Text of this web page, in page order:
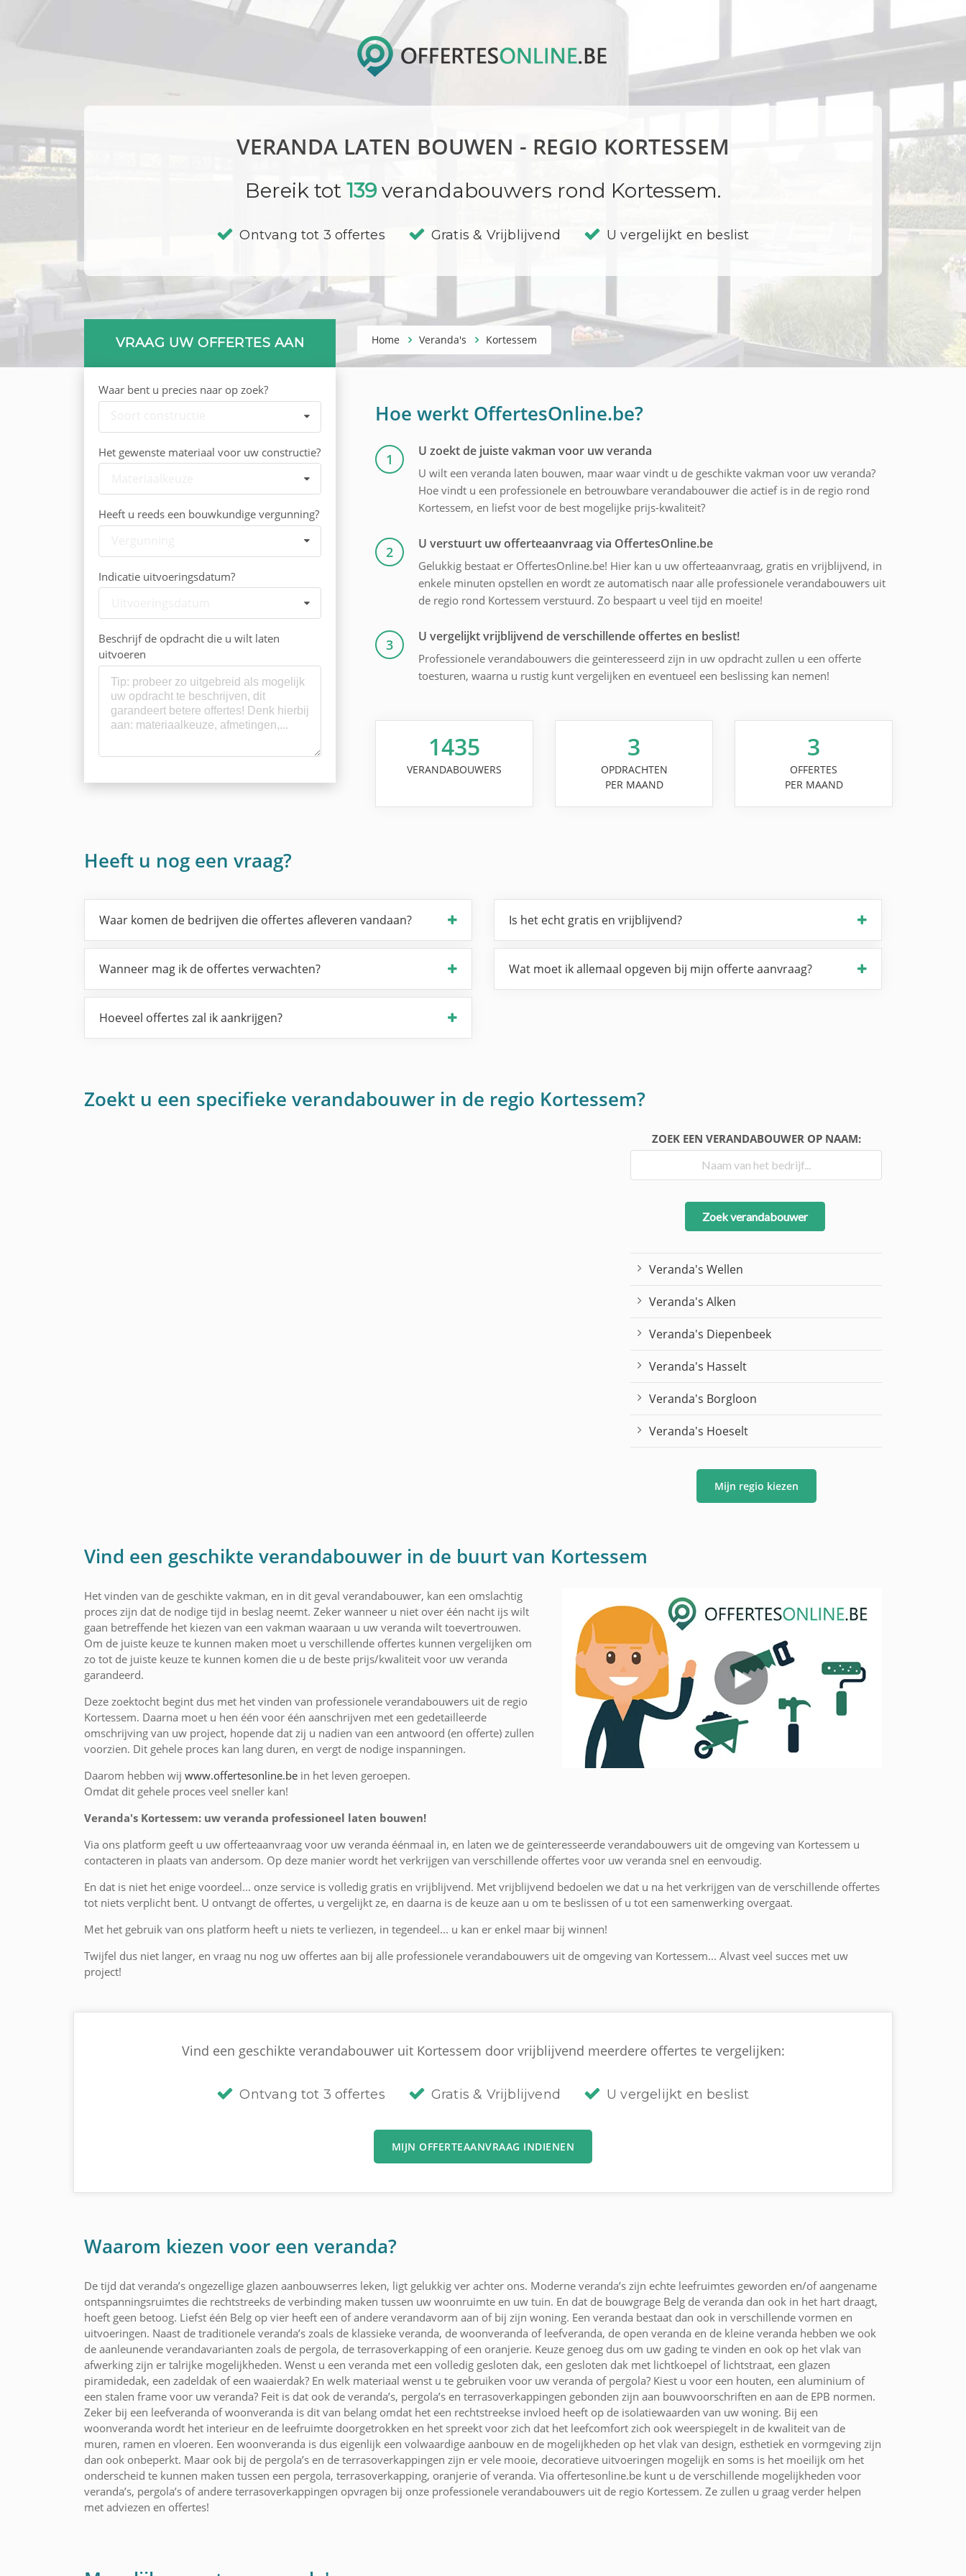
VERANDA LATEN BOUWEN - REGIO KORTESSEM
Bereik tot 139verandabouwers rond Kortessem.
Ontvang tot 3 offertes Gratis & Vrijblijvend U vergelijkt en beslist
Home Veranda's Kortessem
VRAAG UW OFFERTES AAN
Waar bent u precies naar op zoek?
Het gewenste materiaal voor uw constructie?
Heeft u reeds een bouwkundige vergunning?
Indicatie uitvoeringsdatum?
Beschrijf de opdracht die u wilt laten
uitvoeren
Hoe werkt OffertesOnline.be?
1 U zoekt de juiste vakman voor uw veranda
U wilt een veranda laten bouwen, maar waar vindt u de geschikte vakman voor uw veranda?
Hoe vindt u een professionele en betrouwbare verandabouwer die actief is in de regio rond
Kortessem, en liefst voor de best mogelijke prijs-kwaliteit?
2 U verstuurt uw offerteaanvraag via OffertesOnline.be
Gelukkig bestaat er OffertesOnline.be! Hier kan u uw offerteaanvraag, gratis en vrijblijvend, in
enkele minuten opstellen en wordt ze automatisch naar alle professionele verandabouwers uit
de regio rond Kortessem verstuurd. Zo bespaart u veel tijd en moeite!
3 U vergelijkt vrijblijvend de verschillende offertes en beslist!
Professionele verandabouwers die geïnteresseerd zijn in uw opdracht zullen u een offerte
toesturen, waarna u rustig kunt vergelijken en eventueel een beslissing kan nemen!
1435
VERANDABOUWERS
3
OPDRACHTEN
PER MAAND
3
OFFERTES
PER MAAND
Heeft u nog een vraag?
Waar komen de bedrijven die offertes afleveren vandaan?
Wanneer mag ik de offertes verwachten?
Hoeveel offertes zal ik aankrijgen?
Is het echt gratis en vrijblijvend?
Wat moet ik allemaal opgeven bij mijn offerte aanvraag?
Zoekt u een specifieke verandabouwer in de regio Kortessem?
ZOEK EEN VERANDABOUWER OP NAAM:
Zoek verandabouwer
Veranda's Wellen
Veranda's Alken
Veranda's Diepenbeek
Veranda's Hasselt
Veranda's Borgloon
Veranda's Hoeselt
Mijn regio kiezen
Vind een geschikte verandabouwer in de buurt van Kortessem
Het vinden van de geschikte vakman, en in dit geval verandabouwer, kan een omslachtig
proces zijn dat de nodige tijd in beslag neemt. Zeker wanneer u niet over één nacht ijs wilt
gaan betreffende het kiezen van een vakman waaraan u uw veranda wilt toevertrouwen.
Om de juiste keuze te kunnen maken moet u verschillende offertes kunnen vergelijken om
zo tot de juiste keuze te kunnen komen die u de beste prijs/kwaliteit voor uw veranda
garandeerd.
Deze zoektocht begint dus met het vinden van professionele verandabouwers uit de regio
Kortessem. Daarna moet u hen één voor één aanschrijven met een gedetailleerde
omschrijving van uw project, hopende dat zij u nadien van een antwoord (en offerte) zullen
voorzien. Dit gehele proces kan lang duren, en vergt de nodige inspanningen.
Daarom hebben wij www.offertesonline.be in het leven geroepen.
Omdat dit gehele proces veel sneller kan!
Veranda's Kortessem: uw veranda professioneel laten bouwen!
Via ons platform geeft u uw offerteaanvraag voor uw veranda éénmaal in, en laten we de geïnteresseerde verandabouwers uit de omgeving van Kortessem u
contacteren in plaats van andersom. Op deze manier wordt het verkrijgen van verschillende offertes voor uw veranda snel en eenvoudig.
En dat is niet het enige voordeel... onze service is volledig gratis en vrijblijvend. Met vrijblijvend bedoelen we dat u na het verkrijgen van de verschillende offertes
tot niets verplicht bent. U ontvangt de offertes, u vergelijkt ze, en daarna is de keuze aan u om te beslissen of u tot een samenwerking overgaat.
Met het gebruik van ons platform heeft u niets te verliezen, in tegendeel... u kan er enkel maar bij winnen!
Twijfel dus niet langer, en vraag nu nog uw offertes aan bij alle professionele verandabouwers uit de omgeving van Kortessem... Alvast veel succes met uw
project!
Vind een geschikte verandabouwer uit Kortessem door vrijblijvend meerdere offertes te vergelijken:
Ontvang tot 3 offertes Gratis & Vrijblijvend U vergelijkt en beslist
MIJN OFFERTEAANVRAAG INDIENEN
Waarom kiezen voor een veranda?
De tijd dat veranda’s ongezellige glazen aanbouwserres leken, ligt gelukkig ver achter ons. Moderne veranda’s zijn echte leefruimtes geworden en/of aangename
ontspanningsruimtes die rechtstreeks de verbinding maken tussen uw woonruimte en uw tuin. En dat de bouwgrage Belg de veranda dan ook in het hart draagt,
hoeft geen betoog. Liefst één Belg op vier heeft een of andere verandavorm aan of bij zijn woning. Een veranda bestaat dan ook in verschillende vormen en
uitvoeringen. Naast de traditionele veranda’s zoals de klassieke veranda, de woonveranda of leefveranda, de open veranda en de kleine veranda hebben we ook
de aanleunende verandavarianten zoals de pergola, de terrasoverkapping of een oranjerie. Keuze genoeg dus om uw gading te vinden en ook op het vlak van
afwerking zijn er talrijke mogelijkheden. Wenst u een veranda met een volledig gesloten dak, een gesloten dak met lichtkoepel of lichtstraat, een glazen
piramidedak, een zadeldak of een waaierdak? En welk materiaal wenst u te gebruiken voor uw veranda of pergola? Kiest u voor een houten, een aluminium of
een stalen frame voor uw veranda? Feit is dat ook de veranda’s, pergola’s en terrasoverkappingen gebonden zijn aan bouwvoorschriften en aan de EPB normen.
Zeker bij een leefveranda of woonveranda is dit van belang omdat het een rechtstreekse invloed heeft op de isolatiewaarden van uw woning. Bij een
woonveranda wordt het interieur en de leefruimte doorgetrokken en het spreekt voor zich dat het leefcomfort zich ook weerspiegelt in de kwaliteit van de
muren, ramen en vloeren. Een woonveranda is dus eigenlijk een volwaardige aanbouw en de mogelijkheden op het vlak van design, esthetiek en vormgeving zijn
dan ook onbeperkt. Maar ook bij de pergola’s en de terrasoverkappingen zijn er vele mooie, decoratieve uitvoeringen mogelijk en soms is het moeilijk om het
onderscheid te kunnen maken tussen een pergola, terrasoverkapping, oranjerie of veranda. Via offertesonline.be kunt u de verschillende mogelijkheden voor
veranda’s, pergola’s of andere terrasoverkappingen opvragen bij onze professionele verandabouwers uit de regio Kortessem. Ze zullen u graag verder helpen
met adviezen en offertes!